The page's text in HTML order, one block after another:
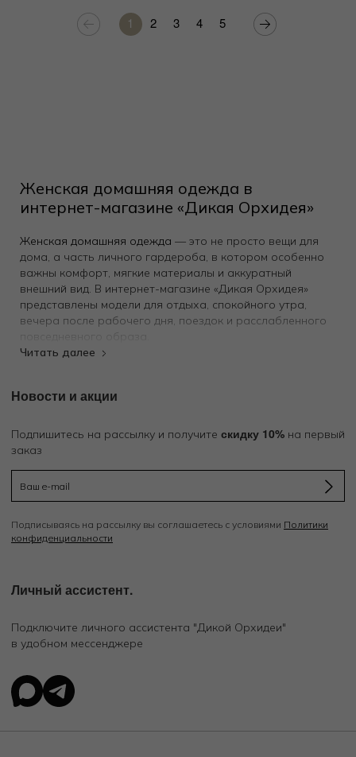
1 2 3 4 5
Женская домашняя одежда в
интернет-магазине «Дикая Орхидея»
Женская домашняя одежда — это не просто вещи для
дома, а часть личного гардероба, в котором особенно
важны комфорт, мягкие материалы и аккуратный
внешний вид. В интернет-магазине «Дикая Орхидея»
представлены модели для отдыха, спокойного утра,
вечера после рабочего дня, поездок и расслабленного
и достаточно красивой, чтобы в ней хотелось проводить
время. В каталоге можно выбрать домашние футболки,
майки, шорты, брюки, кофты и другие модели, которые
легко сочетать между собой.
Такие вещи подходят для утренних ритуалов, отдыха в
Свободный крой, мягкие ткани и спокойная цветовая
гамма помогают создать ощущение расслабленности, но
Основу домашнего гардероба часто составляют
домашние брюки , футболки и майки. Их удобно носить
халатом, кардиганом или шортами. Такие модели
особенно важны в базовом гардеробе, потому что
Новости и акции
Подпишитесь на рассылку и получите скидку 10% на первый
заказ
Подписываясь на рассылку вы соглашаетесь с условиями Политики
конфиденциальности
Личный ассистент.
Подключите личного ассистента "Дикой Орхидеи"
в удобном мессенджере